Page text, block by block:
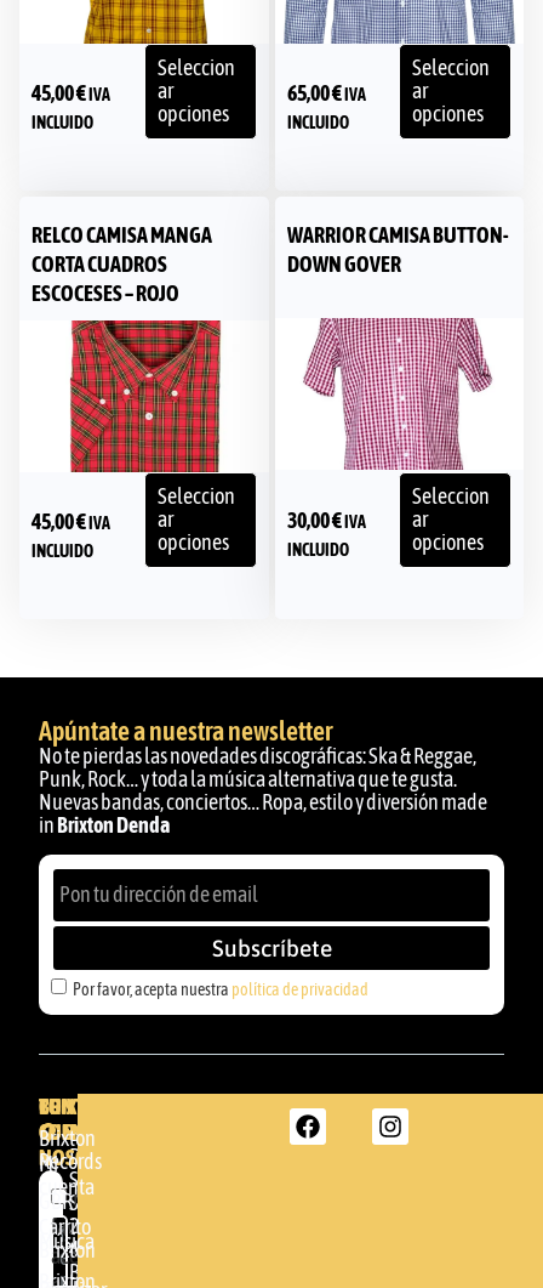
45,00€ IVA
INCLUIDO
Seleccion
ar
opciones
65,00€ IVA
INCLUIDO
Seleccion
ar
opciones
RELCO CAMISA MANGA
CORTA CUADROS
ESCOCESES – ROJO
45,00€ IVA
INCLUIDO
Seleccion
ar
opciones
WARRIOR CAMISA BUTTON-
DOWN GOVER
30,00€ IVA
INCLUIDO
Seleccion
ar
opciones
Apúntate a nuestra newsletter
No te pierdas las novedades discográficas: Ska & Reggae,
Punk, Rock… y toda la música alternativa que te gusta.
Nuevas bandas, conciertos… Ropa, estilo y diversión made
inBrixton Denda
Por favor, acepta nuestra política de privacidad
Subscríbete
BRIXTON
DENDA -
SHOP
Somera
24
48005 -
BILBAO
BRIXTON
Brixton
Records
GBR
Música
Brixton
TU
CUENTA
Mi
cuenta
Carrito
Brixton
CONTACTA
CON
NOSOTROS
Por
favor,
acepta